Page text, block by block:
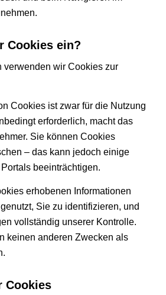
Cookies ein?
verwenden wir Cookies zur
Cookies ist zwar für die Nutzung
erforderlich, macht das
Sie können Cookies
– das kann jedoch einige
beeinträchtigen.
erhobenen Informationen
Sie zu identifizieren, und
vollständig unserer Kontrolle.
keinen anderen Zwecken als
Cookies